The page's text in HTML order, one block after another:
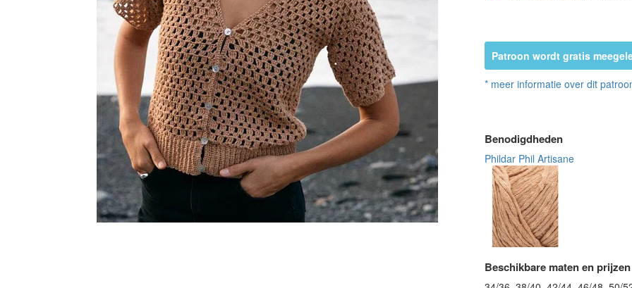
Patroon wordt gratis
* meer informatie over dit
Benodigdheden
Phildar Phil Artisane
Beschikbare maten en prijzen